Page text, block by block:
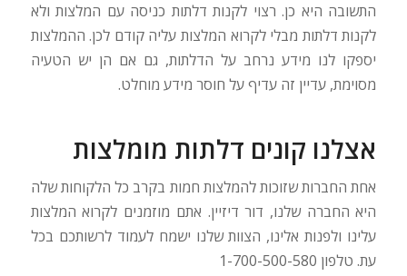
התשובה היא כן. רצוי לקנות דלתות כניסה עם המלצות ולא
לקנות דלתות מבלי לקרוא המלצות עליה קודם לכן. ההמלצות
יספקו לנו מידע נרחב על הדלתות, גם אם הן יש הטעיה
מסוימת, עדיין זה עדיף על חוסר מידע מוחלט.
אצלנו קונים דלתות מומלצות
אחת החברות שזוכות להמלצות חמות בקרב כל הלקוחות שלה
היא החברה שלנו, דור דיזיין. אתם מוזמנים לקרוא המלצות
עלינו ולפנות אלינו, הצוות שלנו ישמח לעמוד לרשותכם בכל
עת. טלפון 1-700-500-580